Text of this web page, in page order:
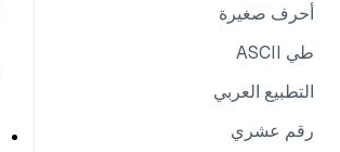
أحرف صغيرة
طي ASCII
التطبيع العربي
رقم عشري